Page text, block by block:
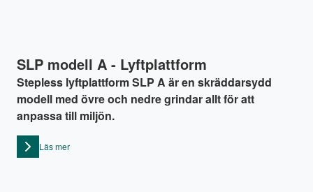
SLP modell A - Lyftplattform
Stepless lyftplattform SLP A är en skräddarsydd
modell med övre och nedre grindar allt för att
anpassa till miljön.
Läs mer